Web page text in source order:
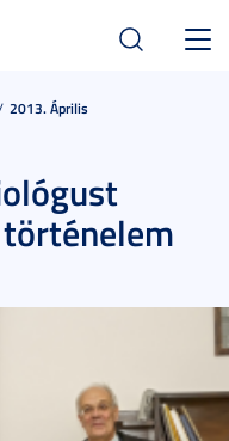
2013. Április